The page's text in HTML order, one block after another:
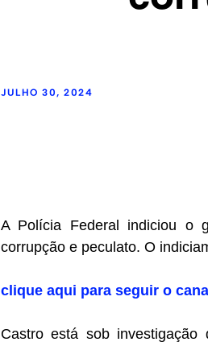
JULHO 30, 2024
A Polícia Federal indiciou o
corrupção e peculato. O
clique aqui para seguir o
Castro está sob